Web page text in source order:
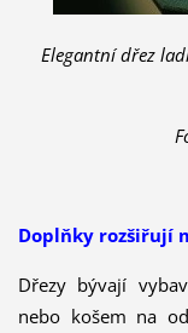
Elegantní dřez
Doplňky rozšiřují
Dřezy bývají
nebo košem na